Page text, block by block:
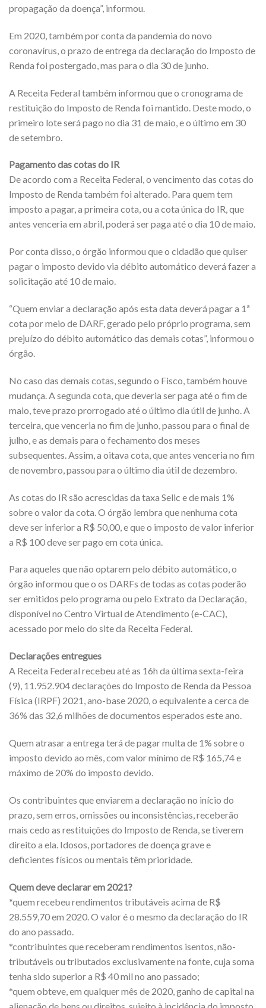
propagação da doença”, informou.
Em 2020, também por conta da pandemia do novo
coronavírus, o prazo de entrega da declaração do Imposto de
Renda foi postergado, mas para o dia 30 de junho.
A Receita Federal também informou que o cronograma de
restituição do Imposto de Renda foi mantido. Deste modo, o
primeiro lote será pago no dia 31 de maio, e o último em 30
de setembro.
Pagamento das cotas do IR
De acordo com a Receita Federal, o vencimento das cotas do
Imposto de Renda também foi alterado. Para quem tem
imposto a pagar, a primeira cota, ou a cota única do IR, que
antes venceria em abril, poderá ser paga até o dia 10 de maio.
Por conta disso, o órgão informou que o cidadão que quiser
pagar o imposto devido via débito automático deverá fazer a
solicitação até 10 de maio.
“Quem enviar a declaração após esta data deverá pagar a 1ª
cota por meio de DARF, gerado pelo próprio programa, sem
prejuízo do débito automático das demais cotas”, informou o
órgão.
No caso das demais cotas, segundo o Fisco, também houve
mudança. A segunda cota, que deveria ser paga até o fim de
maio, teve prazo prorrogado até o último dia útil de junho. A
terceira, que venceria no fim de junho, passou para o final de
julho, e as demais para o fechamento dos meses
subsequentes. Assim, a oitava cota, que antes venceria no fim
de novembro, passou para o último dia útil de dezembro.
As cotas do IR são acrescidas da taxa Selic e de mais 1%
sobre o valor da cota. O órgão lembra que nenhuma cota
deve ser inferior a R$ 50,00, e que o imposto de valor inferior
a R$ 100 deve ser pago em cota única.
Para aqueles que não optarem pelo débito automático, o
órgão informou que o os DARFs de todas as cotas poderão
ser emitidos pelo programa ou pelo Extrato da Declaração,
disponível no Centro Virtual de Atendimento (e-CAC),
acessado por meio do site da Receita Federal.
Declarações entregues
A Receita Federal recebeu até as 16h da última sexta-feira
(9), 11.952.904 declarações do Imposto de Renda da Pessoa
Física (IRPF) 2021, ano-base 2020, o equivalente a cerca de
36% das 32,6 milhões de documentos esperados este ano.
Quem atrasar a entrega terá de pagar multa de 1% sobre o
imposto devido ao mês, com valor mínimo de R$ 165,74 e
máximo de 20% do imposto devido.
Os contribuintes que enviarem a declaração no início do
prazo, sem erros, omissões ou inconsistências, receberão
mais cedo as restituições do Imposto de Renda, se tiverem
direito a ela. Idosos, portadores de doença grave e
deficientes físicos ou mentais têm prioridade.
Quem deve declarar em 2021?
*quem recebeu rendimentos tributáveis acima de R$
28.559,70 em 2020. O valor é o mesmo da declaração do IR
do ano passado.
*contribuintes que receberam rendimentos isentos, não-
tributáveis ou tributados exclusivamente na fonte, cuja soma
tenha sido superior a R$ 40 mil no ano passado;
*quem obteve, em qualquer mês de 2020, ganho de capital na
alienação de bens ou direitos, sujeito à incidência do imposto,